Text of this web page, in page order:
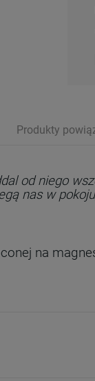
płatności
Produkty
od niego
nas w
na